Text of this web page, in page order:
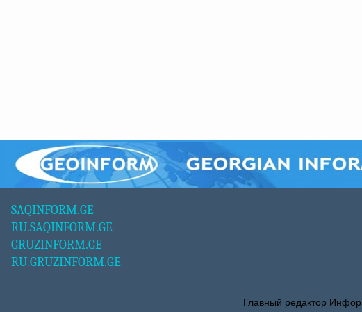
SAQINFORM.GE
RU.SAQINFORM.GE
GRUZINFORM.GE
RU.GRUZINFORM.GE
Главный редактор